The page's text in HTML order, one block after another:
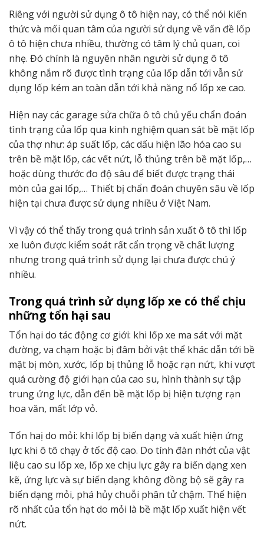
Riêng với người sử dụng ô tô hiện nay, có thể nói kiến
thức và mối quan tâm của người sử dụng về vấn đề lốp
ô tô hiện chưa nhiều, thường có tâm lý chủ quan, coi
nhẹ. Đó chính là nguyên nhân người sử dụng ô tô
không nắm rõ được tình trạng của lốp dẫn tới vẫn sử
dụng lốp kém an toàn dẫn tới khả năng nổ lốp xe cao.
Hiện nay các garage sửa chữa ô tô chủ yếu chẩn đoán
tình trạng của lốp qua kinh nghiệm quan sát bề mặt lốp
của thợ như: áp suất lốp, các dấu hiện lão hóa cao su
trên bề mặt lốp, các vết nứt, lỗ thủng trên bề mặt lốp,…
hoặc dùng thước đo độ sâu để biết được trạng thái
mòn của gai lốp,… Thiết bị chẩn đoán chuyên sâu về lốp
hiện tại chưa được sử dụng nhiều ở Việt Nam.
Vì vậy có thể thấy trong quá trình sản xuất ô tô thì lốp
xe luôn được kiểm soát rất cẩn trọng về chất lượng
nhưng trong quá trình sử dụng lại chưa được chú ý
nhiều.
Trong quá trình sử dụng lốp xe có thể chịu
những tổn hại sau
Tổn hại do tác động cơ giới: khi lốp xe ma sát với mặt
đường, va chạm hoặc bị đâm bởi vật thể khác dẫn tới bề
mặt bị mòn, xước, lốp bị thủng lỗ hoặc rạn nứt, khi vượt
quá cường độ giới hạn của cao su, hình thành sự tập
trung ứng lực, dẫn đến bề mặt lốp bị hiện tượng rạn
hoa văn, mất lớp vỏ.
Tổn haị do mỏi: khi lốp bị biến dạng và xuất hiện ứng
lực khi ô tô chạy ở tốc độ cao. Do tính đàn nhớt của vật
liệu cao su lốp xe, lốp xe chịu lực gây ra biến dạng xen
kẽ, ứng lực và sự biến dạng không đồng bộ sẽ gây ra
biến dạng mỏi, phá hủy chuỗi phân tử chậm. Thể hiện
rõ nhất của tổn hạt do mỏi là bề mặt lốp xuất hiện vết
nứt.